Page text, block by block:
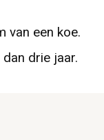
van een koe.
drie jaar.